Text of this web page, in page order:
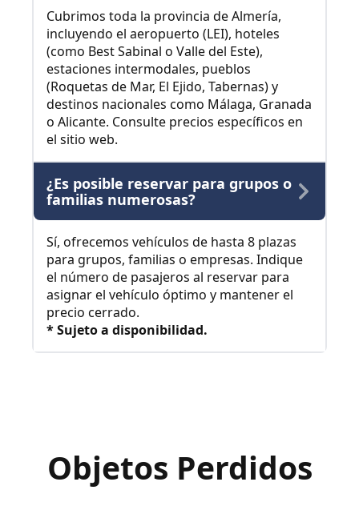
Cubrimos toda la provincia de Almería,
incluyendo el aeropuerto (LEI), hoteles
(como Best Sabinal o Valle del Este),
estaciones intermodales, pueblos
(Roquetas de Mar, El Ejido, Tabernas) y
destinos nacionales como Málaga, Granada
o Alicante. Consulte precios específicos en
el sitio web.
¿Es posible reservar para grupos o
familias numerosas?
Sí, ofrecemos vehículos de hasta 8 plazas
para grupos, familias o empresas. Indique
el número de pasajeros al reservar para
asignar el vehículo óptimo y mantener el
precio cerrado.
* Sujeto a disponibilidad.
Objetos Perdidos